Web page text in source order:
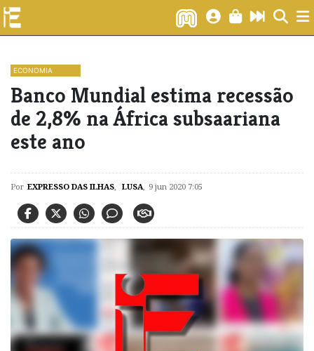
ECONOMIA
Banco Mundial estima recessão
de 2,8% na África subsaariana
este ano
Por EXPRESSO DAS ILHAS, LUSA, 9 jun 2020 7:05